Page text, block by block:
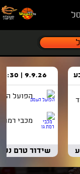
9.9.26 | 18:30
הפועל
מכבי רמת
שידור טרם